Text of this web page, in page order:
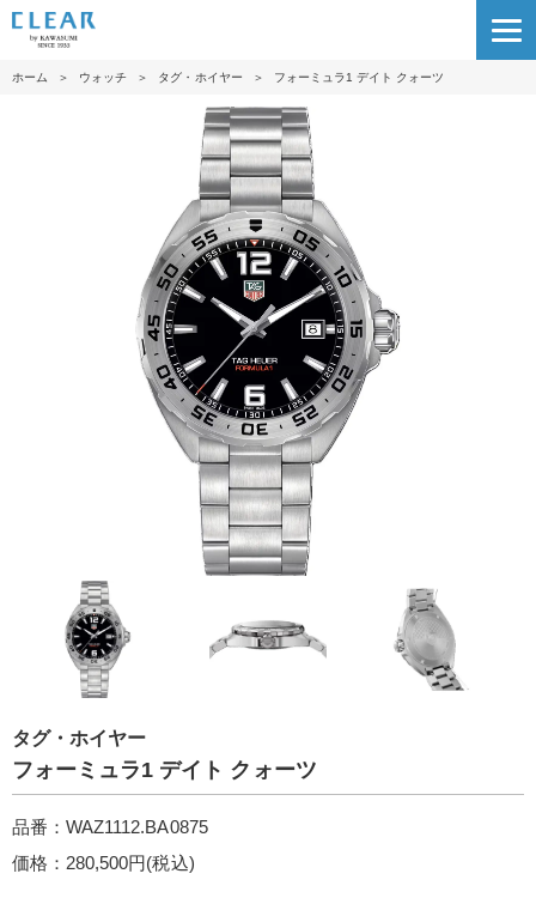
ホーム ＞ ウォッチ ＞ タグ・ホイヤー ＞ フォーミュラ1 デイト クォーツ
タグ・ホイヤー
フォーミュラ1 デイト クォーツ
品番：WAZ1112.BA0875
価格：280,500円(税込)